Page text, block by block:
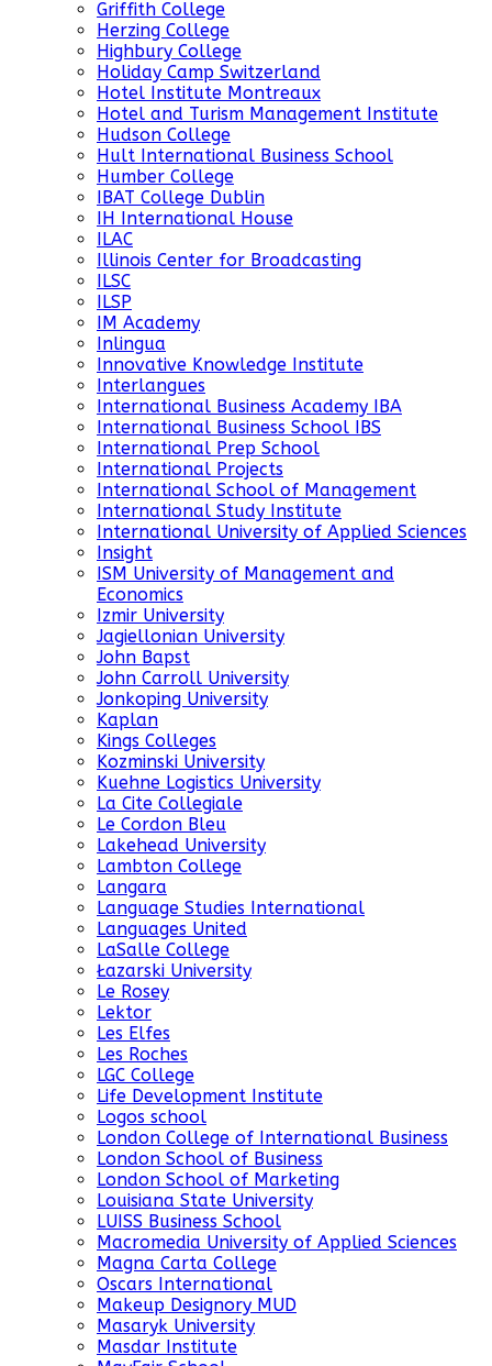
Griffith College
Herzing College
Highbury College
Holiday Camp Switzerland
Hotel Institute Montreaux
Hotel and Turism Management Institute
Hudson College
Hult International Business School
Humber College
IBAT College Dublin
IH International House
ILAC
Illinois Center for Broadcasting
ILSC
ILSP
IM Academy
Inlingua
Innovative Knowledge Institute
Interlangues
International Business Academy IBA
International Business School IBS
International Prep School
International Projects
International School of Management
International Study Institute
International University of Applied Sciences
Insight
ISM University of Management and
Economics
Izmir University
Jagiellonian University
John Bapst
John Carroll University
Jonkoping University
Kaplan
Kings Colleges
Kozminski University
Kuehne Logistics University
La Cite Collegiale
Le Cordon Bleu
Lakehead University
Lambton College
Langara
Language Studies International
Languages United
LaSalle College
Łazarski University
Le Rosey
Lektor
Les Elfes
Les Roches
LGC College
Life Development Institute
Logos school
London College of International Business
London School of Business
London School of Marketing
Louisiana State University
LUISS Business School
Macromedia University of Applied Sciences
Magna Carta College
Oscars International
Makeup Designory MUD
Masaryk University
Masdar Institute